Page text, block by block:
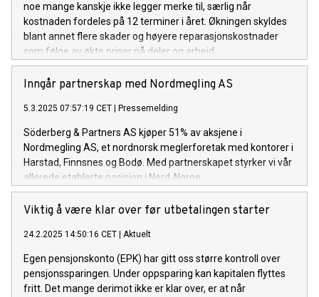
noe mange kanskje ikke legger merke til, særlig når
kostnaden fordeles på 12 terminer i året. Økningen skyldes
blant annet flere skader og høyere reparasjonskostnader
som følge av økte priser på deler og arbeid.
Inngår partnerskap med Nordmegling AS
5.3.2025 07:57:19 CET Pressemelding
Söderberg & Partners AS kjøper 51% av aksjene i
Nordmegling AS, et nordnorsk meglerforetak med kontorer i
Harstad, Finnsnes og Bodø. Med partnerskapet styrker vi vår
allerede etablerte posisjon i Nord-Norge.
Viktig å være klar over før utbetalingen starter
24.2.2025 14:50:16 CET Aktuelt
Egen pensjonskonto (EPK) har gitt oss større kontroll over
pensjonssparingen. Under oppsparing kan kapitalen flyttes
fritt. Det mange derimot ikke er klar over, er at når